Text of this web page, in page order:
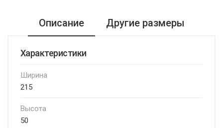
Описание Другие размеры
Характеристики
Ширина
215
Высота
50